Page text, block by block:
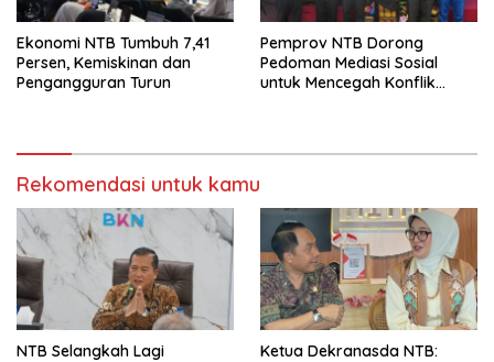
Ekonomi NTB Tumbuh 7,41
Persen, Kemiskinan dan
Pengangguran Turun
Pemprov NTB Dorong
Pedoman Mediasi Sosial
untuk Mencegah Konflik
Rekomendasi untuk kamu
NTB Selangkah Lagi
Ketua Dekranasda NTB: